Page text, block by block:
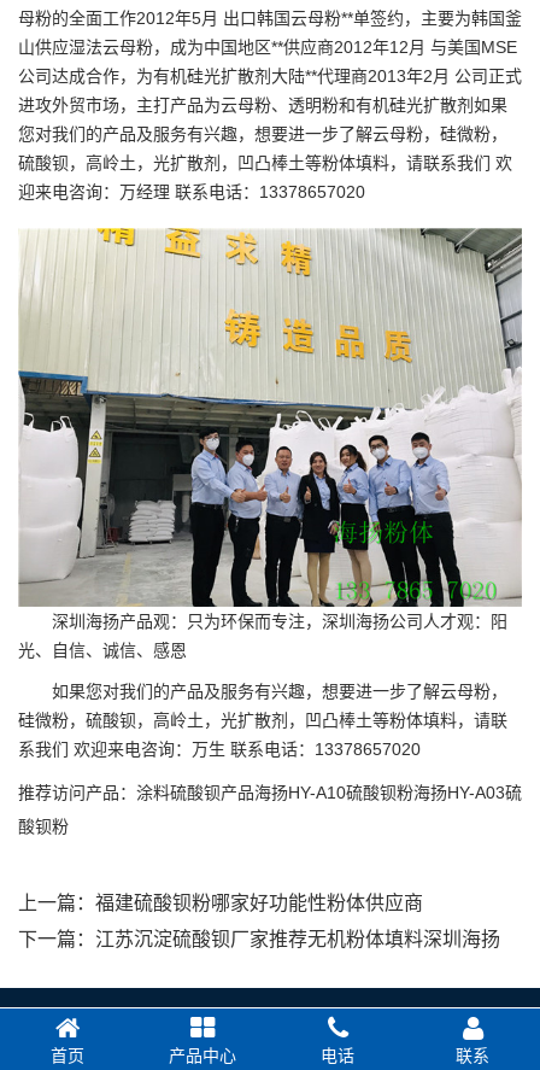
母粉的全面工作2012年5月 出口韩国云母粉**单签约，主要为韩国釜
山供应湿法云母粉，成为中国地区**供应商2012年12月 与美国MSE
公司达成合作，为有机硅光扩散剂大陆**代理商2013年2月 公司正式
进攻外贸市场，主打产品为云母粉、透明粉和有机硅光扩散剂如果
您对我们的产品及服务有兴趣，想要进一步了解云母粉，硅微粉，
硫酸钡，高岭土，光扩散剂，凹凸棒土等粉体填料，请联系我们 欢
迎来电咨询：万经理 联系电话： 13378657020
深圳海扬产品观：只为环保而专注，深圳海扬公司人才观：阳
光、自信、诚信、感恩
如果您对我们的产品及服务有兴趣，想要进一步了解云母粉，
硅微粉，硫酸钡，高岭土，光扩散剂，凹凸棒土等粉体填料，请联
系我们 欢迎来电咨询：万生 联系电话：13378657020
推荐访问产品： 涂料硫酸钡产品海扬HY-A10硫酸钡粉海扬HY-A03硫
酸钡粉
上一篇： 福建硫酸钡粉哪家好功能性粉体供应商
下一篇： 江苏沉淀硫酸钡厂家推荐无机粉体填料深圳海扬
首页 产品中心 电话 联系